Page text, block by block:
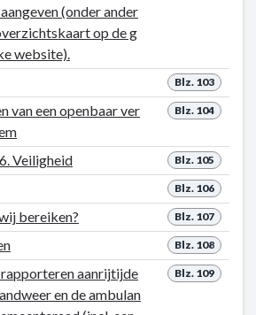
(onder ander
op de g
website).
Blz. 103
Blz. 104
van een openbaar ver
Blz. 105
Veiligheid
Blz. 106
Blz. 107
bereiken?
Blz. 108
Blz. 109
aanrijtijde
en de ambulan